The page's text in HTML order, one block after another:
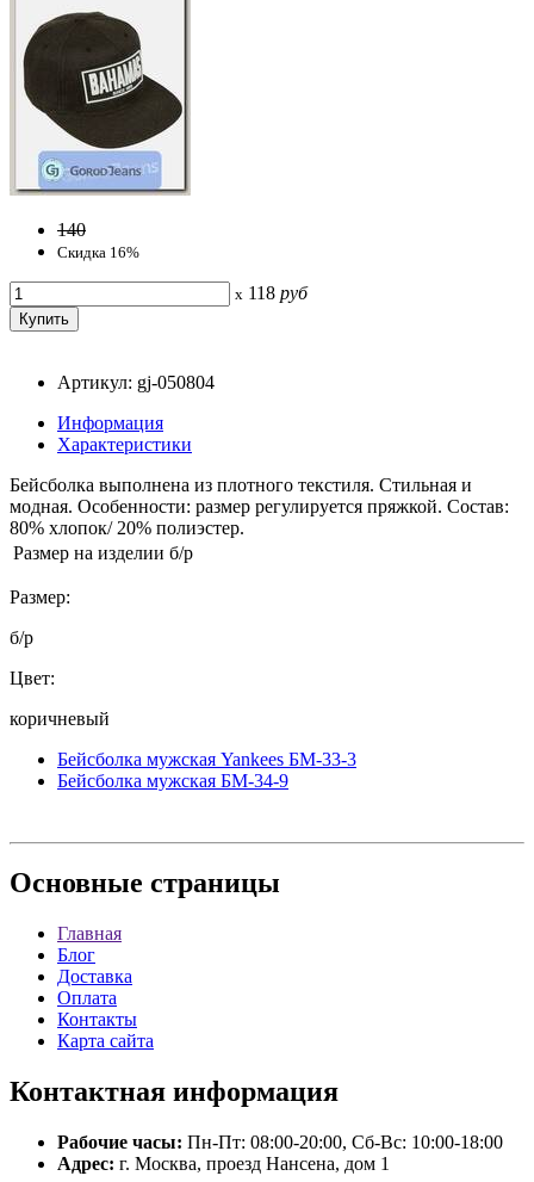
140
Скидка 16%
x 118 руб
Артикул: gj-050804
Информация
Характеристики
Бейсболка выполнена из плотного текстиля. Стильная и
модная. Особенности: размер регулируется пряжкой. Состав:
80% хлопок/ 20% полиэстер.
Размер на изделии б/р
Размер:
б/р
Цвет:
коричневый
Бейсболка мужская Yankees БМ-33-3
Бейсболка мужская БМ-34-9
Основные страницы
Главная
Блог
Доставка
Оплата
Контакты
Карта сайта
Контактная информация
Рабочие часы: Пн-Пт: 08:00-20:00, Сб-Вс: 10:00-18:00
Адрес: г. Москва, проезд Нансена, дом 1